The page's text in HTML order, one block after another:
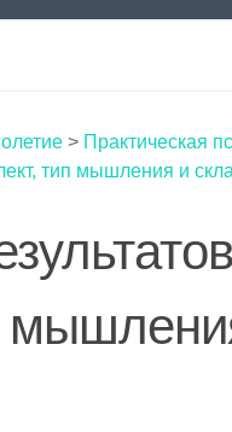
> Практическая
тип мышления и